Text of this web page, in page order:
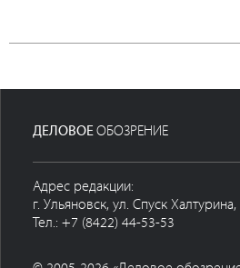
ДЕЛОВОЕ ОБОЗРЕНИЕ
Адрес редакции:
г. Ульяновск, ул. Спуск
Тел.: +7 (8422) 44-53-53